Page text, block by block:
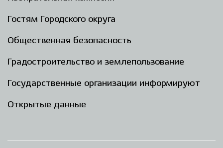
Гостям Городского округа
Общественная безопасность
Градостроительство и землепользование
Государственные организации информируют
Открытые данные